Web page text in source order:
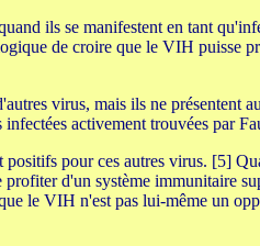
ils se manifestent en tant
de croire que le VIH puisse
virus, mais ils ne présentent
activement trouvées par
pour ces autres virus. [5]
d'un système immunitaire
le VIH n'est pas lui-même un